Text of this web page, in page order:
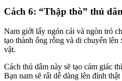
Cách 6: “Thập thò” thủ
Nam giới lấy ngón cái và ngòn trỏ
tạo thành ống rỗng và di chuyển
vật.
Cách thủ dâm này sẽ tạo cảm giác
Bạn nam sẽ rất dễ dàng lên đỉnh thật